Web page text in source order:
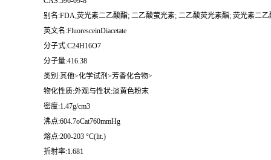
别名:FDA,荧光素二乙酸酯; 二乙酸萤光素; 二乙酸荧光素酯; 荧光素二
英文名:FluoresceinDiacetate
分子式:C24H16O7
分子量:416.38
类别:其他>化学试剂>芳香化合物>
物化性质:外观与性状:淡黄色粉末
密度:1.47g/cm3
沸点:604.7oCat760mmHg
熔点:200-203 °C(lit.)
折射率:1.681